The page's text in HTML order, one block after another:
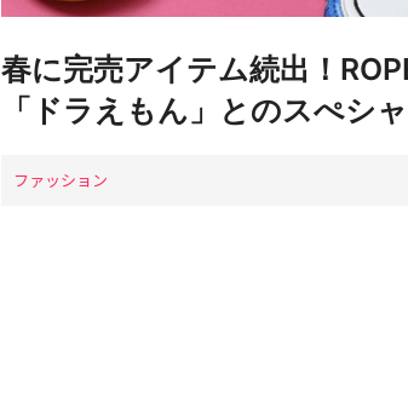
春に完売アイテム続出！
「ドラえもん」とのスぺシ
ファッション